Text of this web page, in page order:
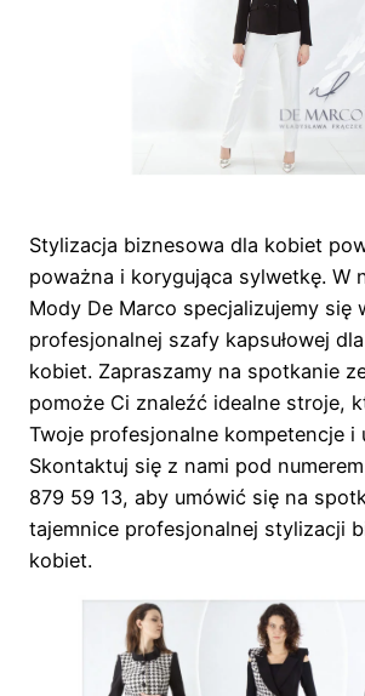
Stylizacja biznesowa dla kobiet
poważna i korygująca sylwetkę. W
Mody De Marco specjalizujemy się
profesjonalnej szafy kapsułowej
kobiet. Zapraszamy na spotkanie
pomoże Ci znaleźć idealne stroje,
Twoje profesjonalne kompetencje i
Skontaktuj się z nami pod
879 59 13, aby umówić się na
tajemnice profesjonalnej stylizacji
kobiet.